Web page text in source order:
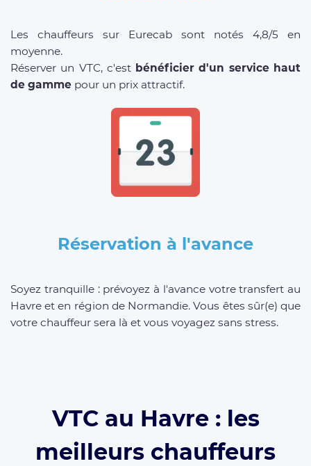
Les chauffeurs sur Eurecab sont notés 4,8/5 en
moyenne.
Réserver un VTC, c'est bénéficier d'un service haut
de gamme pour un prix attractif.
Réservation à l'avance
Soyez tranquille : prévoyez à l'avance votre transfert au
Havre et en région de Normandie. Vous êtes sûr(e) que
votre chauffeur sera là et vous voyagez sans stress.
VTC au Havre : les
meilleurs chauffeurs